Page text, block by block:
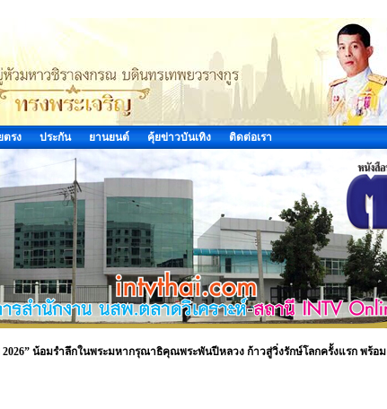
ตรง ประกัน ยานยนต์ คุ้ยข่าวบันเทิง ติดต่อเรา
2026” น้อมรำลึกในพระมหากรุณาธิคุณพระพันปีหลวง ก้าวสู่วิ่งรักษ์โลกครั้งแรก พร้อม